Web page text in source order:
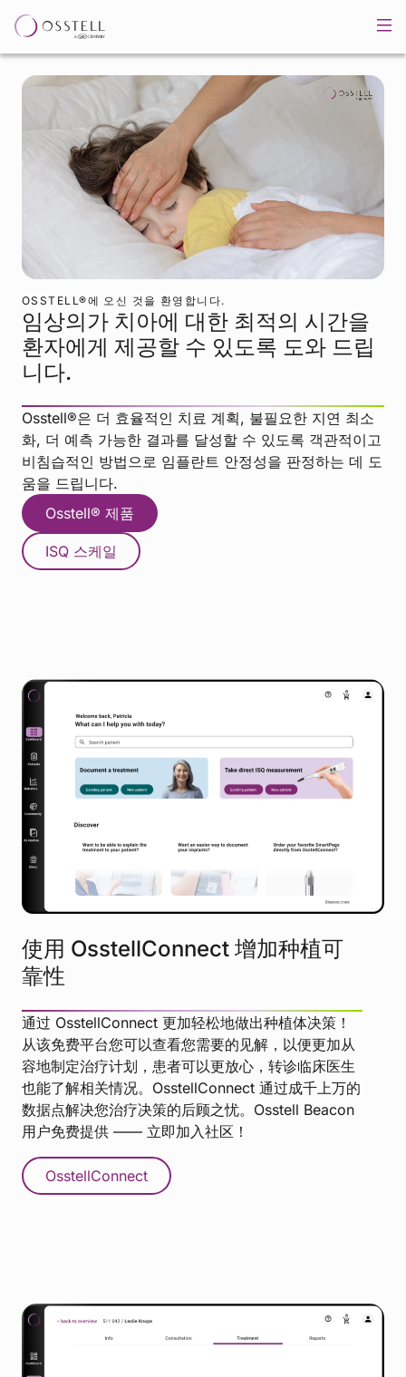
OSSTELL®에 오신 것을 환영합니다.
임상의가 치아에 대한 최적의 시간을
환자에게 제공할 수 있도록 도와 드립
니다.
Osstell®은 더 효율적인 치료 계획, 불필요한 지연 최소
화, 더 예측 가능한 결과를 달성할 수 있도록 객관적이고
비침습적인 방법으로 임플란트 안정성을 판정하는 데 도
움을 드립니다.
Osstell® 제품
ISQ 스케일
使用 OsstellConnect 增加种植可
靠性
通过 OsstellConnect 更加轻松地做出种植体决策！
从该免费平台您可以查看您需要的见解，以便更加从
容地制定治疗计划，患者可以更放心，转诊临床医生
也能了解相关情况。OsstellConnect 通过成千上万的
数据点解决您治疗决策的后顾之忧。Osstell Beacon
用户免费提供 —— 立即加入社区！
OsstellConnect